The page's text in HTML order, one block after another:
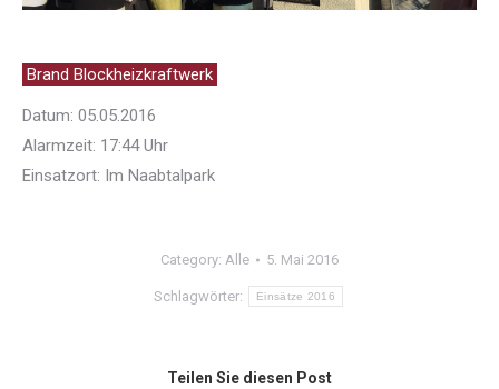
Brand Blockheizkraftwerk
Datum: 05.05.2016
Alarmzeit: 17:44 Uhr
Einsatzort: Im Naabtalpark
Category: Alle 5. Mai 2016
Schlagwörter: Einsätze 2016
Teilen Sie diesen Post